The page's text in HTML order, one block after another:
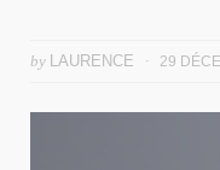
by LAURENCE 29